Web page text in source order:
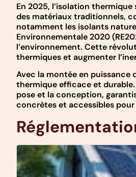
En 2025, l’isolation
des matériaux traditionnels,
notamment les isolants
Environnementale 2020
l’environnement. Cette
thermiques et augmenter
Avec la montée en puissance
thermique efficace et
pose et la conception,
concrètes et accessibles